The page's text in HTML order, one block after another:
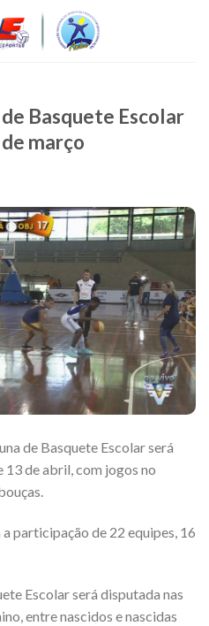
Basquete Escolar
março
de Basquete Escolar será
13 de abril, com jogos no
participação de 22 equipes, 16
Escolar será disputada nas
entre nascidos e nascidas